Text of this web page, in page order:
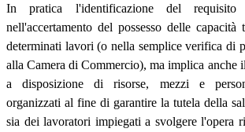
In pratica l'identificazione del
nell'accertamento del possesso delle capacità
determinati lavori (o nella semplice verifica di
alla Camera di Commercio), ma implica anche il
a disposizione di risorse, mezzi e
organizzati al fine di garantire la tutela della
sia dei lavoratori impiegati a svolgere l'opera